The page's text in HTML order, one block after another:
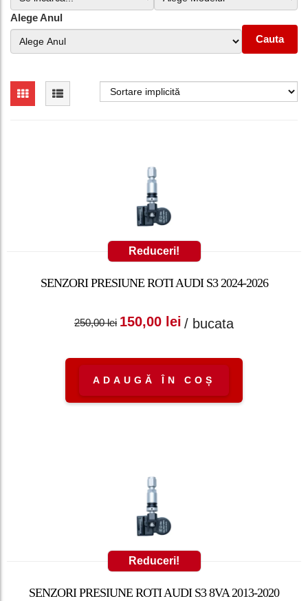
Alege Anul
Cauta
Reduceri!
SENZORI PRESIUNE ROTI AUDI S3 2024-2026
250,00lei
Prețul inițial a fost:
150,00 lei
Prețul curent
/ bucata
ADAUGĂ ÎN COȘ
Reduceri!
SENZORI PRESIUNE ROTI AUDI S3 8VA 2013-2020